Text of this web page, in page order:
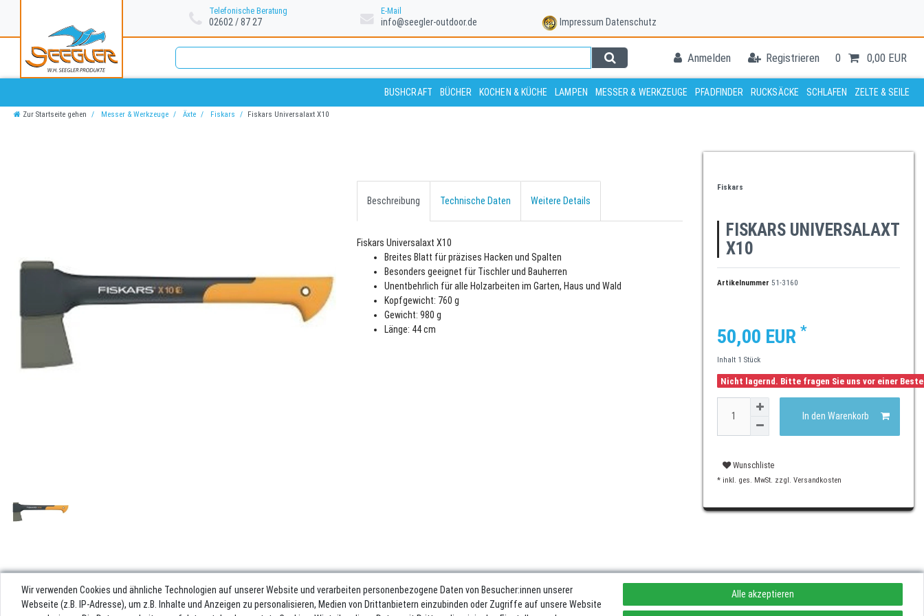
Telefonische Beratung
02602 / 87 27
E-Mail
info@seegler-outdoor.de Impressum Datenschutz
Anmelden Registrieren 0 0,00 EUR
BUSHCRAFT BÜCHER KOCHEN & KÜCHE LAMPEN MESSER & WERKZEUGE PFADFINDER RUCKSÄCKE SCHLAFEN ZELTE & SEILE
Zur Startseite gehen Messer & Werkzeuge Äxte Fiskars Fiskars Universalaxt X10
Beschreibung Technische Daten Weitere Details
Fiskars Universalaxt X10
Breites Blatt für präzises Hacken und Spalten
Besonders geeignet für Tischler und Bauherren
Unentbehrlich für alle Holzarbeiten im Garten, Haus und Wald
Kopfgewicht: 760 g
Gewicht: 980 g
Länge: 44 cm
Fiskars
FISKARS UNIVERSALAXT
X10
Artikelnummer 51-3160
50,00 EUR *
Inhalt 1 Stück
Nicht lagernd. Bitte fragen Sie uns vor einer
In den Warenkorb
Wunschliste
* inkl. ges. MwSt. zzgl. Versandkosten
Wir verwenden Cookies und ähnliche Technologien auf unserer Website und verarbeiten personenbezogene Daten von Besucher:innen unserer
Webseite (z.B. IP-Adresse), um z.B. Inhalte und Anzeigen zu personalisieren, Medien von Drittanbietern einzubinden oder Zugriffe auf unsere Website
Alle akzeptieren